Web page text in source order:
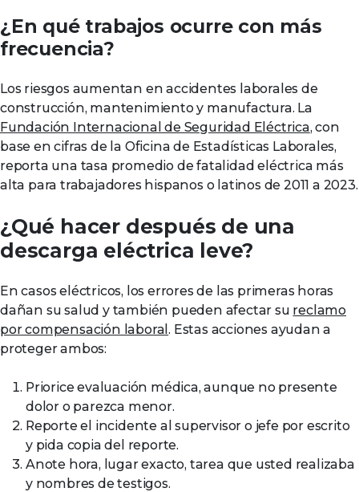
¿En qué trabajos ocurre con más
frecuencia?
Los riesgos aumentan en accidentes laborales de
construcción, mantenimiento y manufactura. La
Fundación Internacional de Seguridad Eléctrica, con
base en cifras de la Oficina de Estadísticas Laborales,
reporta una tasa promedio de fatalidad eléctrica más
alta para trabajadores hispanos o latinos de 2011 a 2023.
¿Qué hacer después de una
descarga eléctrica leve?
En casos eléctricos, los errores de las primeras horas
dañan su salud y también pueden afectar su reclamo
por compensación laboral. Estas acciones ayudan a
proteger ambos:
Priorice evaluación médica, aunque no presente
dolor o parezca menor.
Reporte el incidente al supervisor o jefe por escrito
y pida copia del reporte.
Anote hora, lugar exacto, tarea que usted realizaba
y nombres de testigos.